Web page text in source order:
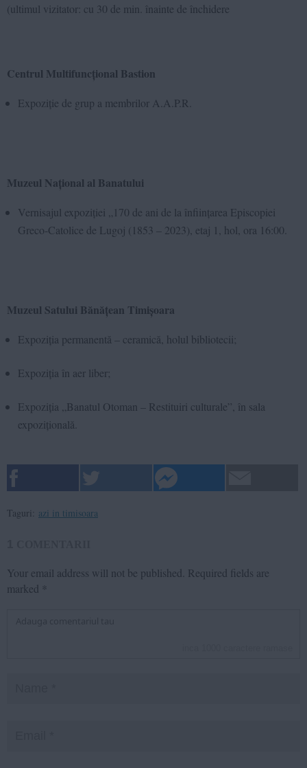
(ultimul vizitator: cu 30 de min. înainte de închidere
Centrul Multifuncțional Bastion
Expoziție de grup a membrilor A.A.P.R.
Muzeul Național al Banatului
Vernisajul expoziției „170 de ani de la înființarea Episcopiei
Greco-Catolice de Lugoj (1853 – 2023), etaj 1, hol, ora 16:00.
Muzeul Satului Bănățean Timișoara
Expoziția permanentă – ceramică, holul bibliotecii;
Expoziția în aer liber;
Expoziția „Banatul Otoman – Restituiri culturale”, în sala
expozițională.
Taguri: azi in timisoara
Your email address will not be published. Required fields are
marked *